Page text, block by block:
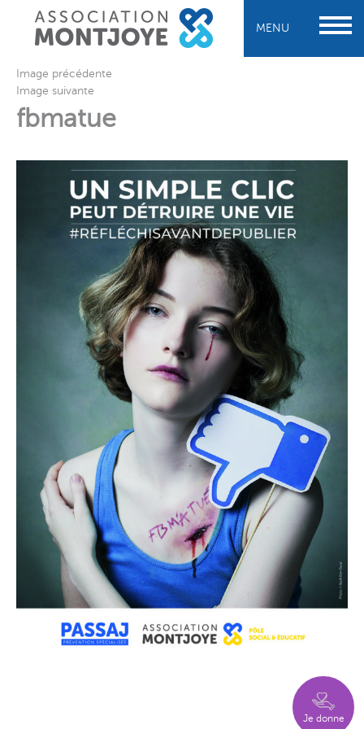
Je donne
MENU
Image précédente
Image suivante
fbmatue